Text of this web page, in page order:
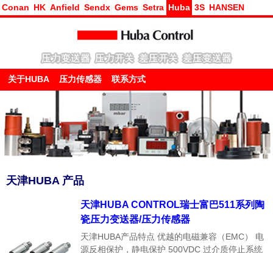
Conan HK Anfield Sendx Gems Setra Huba 3S HANSEN
关于HUBA 压力传感器 联系方式
天津HUBA 产品
天津HUBA CONTROL瑞士富巴511系列陶
瓷压力变送器/压力传感器
天津HUBA产品特点 优越的电磁兼容（EMC） 电
源反相保护，静电保护 500VDC 过介质停止系统